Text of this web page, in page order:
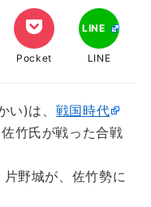
Pocket
LINE
LINE
い)は、 戦国時代
竹氏が戦った合戦
野城が、佐竹勢に